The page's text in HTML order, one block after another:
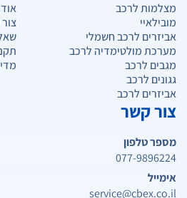
מצלמות לרכב
מובילאיי
אביזרים לרכב חשמלי
מערכת מולטימדיה לרכב
מגבים לרכב
גגונים לרכב
אביזרים לרכב
צור קשר
מספר טלפון
077-9896224
אימייל
service@cbex.co.il